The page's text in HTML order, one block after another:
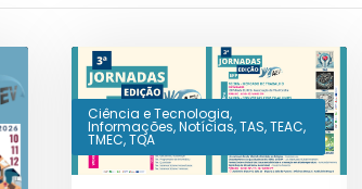
Ciência e Tecnologia,
Informações,Notícias,TAS,TEAC,
TMEC,TQA